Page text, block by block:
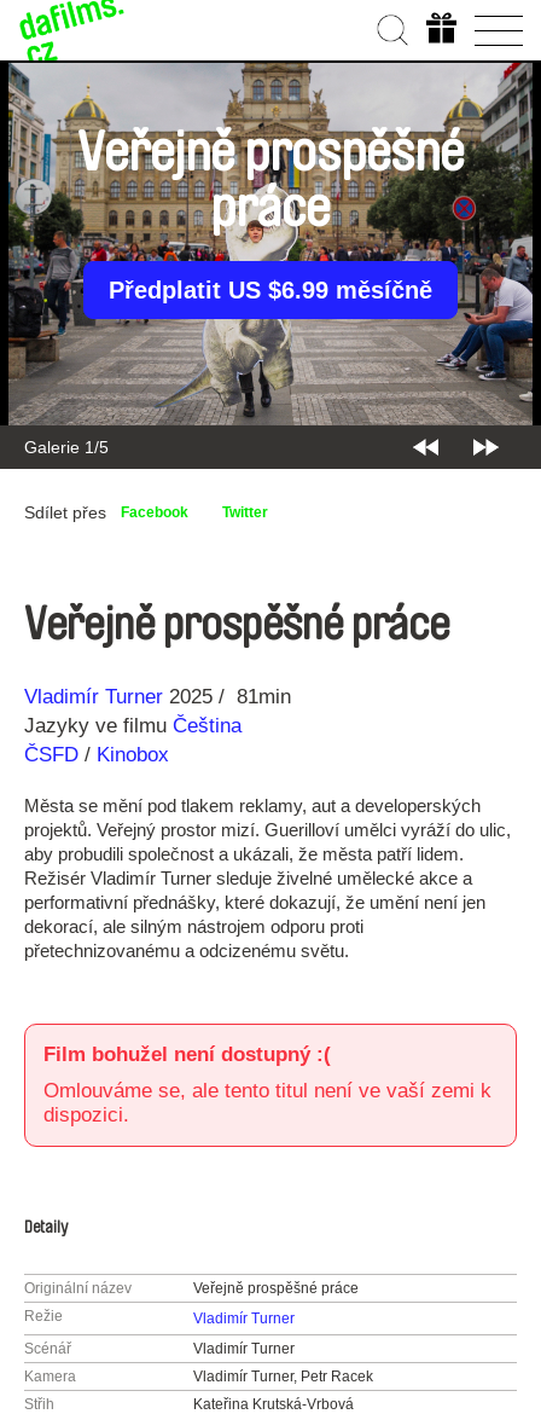
Galerie 1/5
Veřejně prospěšné
práce
Předplatit US $6.99 měsíčně
Sdílet přes Facebook Twitter
Veřejně prospěšné práce
Režie
Vladimír Turner
Rok 2025
81min
Jazyky ve filmu Čeština
ČSFD / Kinobox
Města se mění pod tlakem reklamy, aut a developerských
projektů. Veřejný prostor mizí. Guerilloví umělci vyráží do ulic,
aby probudili společnost a ukázali, že města patří lidem.
Režisér Vladimír Turner sleduje živelné umělecké akce a
performativní přednášky, které dokazují, že umění není jen
dekorací, ale silným nástrojem odporu proti
přetechnizovanému a odcizenému světu.
Film bohužel není dostupný :(
Omlouváme se, ale tento titul není ve vaší zemi k
dispozici.
Detaily
Originální název
Veřejně prospěšné práce
Režie
Vladimír Turner
Scénář
Vladimír Turner
Kamera
Vladimír Turner, Petr Racek
Střih
Kateřina Krutská-Vrbová